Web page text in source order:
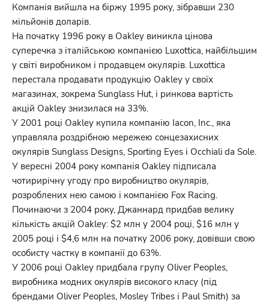
Компанія вийшла на біржу 1995 року, зібравши 230
мільйонів доларів.
На початку 1996 року в Oakley виникла цінова
суперечка з італійською компанією Luxottica, найбільшим
у світі виробником і продавцем окулярів. Luxottica
перестала продавати продукцію Oakley у своїх
магазинах, зокрема Sunglass Hut, і ринкова вартість
акцій Oakley знизилася на 33%.
У 2001 році Oakley купила компанію Iacon, Inc., яка
управляла роздрібною мережею сонцезахисних
окулярів Sunglass Designs, Sporting Eyes і Occhiali da Sole.
У вересні 2004 року компанія Oakley підписала
чотирирічну угоду про виробництво окулярів,
розроблених нею самою і компанією Fox Racing.
Починаючи з 2004 року, Джаннард придбав велику
кількість акцій Oakley: $2 млн у 2004 році, $16 млн у
2005 році і $4,6 млн на початку 2006 року, довівши свою
особисту частку в компанії до 63%.
У 2006 році Oakley придбала групу Oliver Peoples,
виробника модних окулярів високого класу (під
брендами Oliver Peoples, Mosley Tribes і Paul Smith) за